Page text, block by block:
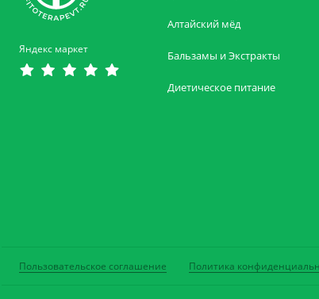
Яндекс маркет
Алтайский мёд
Бальзамы и Экстракты
Диетическое питание
Пользовательское соглашение Политика